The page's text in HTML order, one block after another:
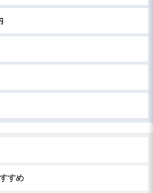
すめ